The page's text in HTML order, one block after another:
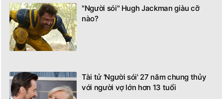
"Người sói" Hugh Jackman giàu cỡ
nào?
Tài tử 'Người sói' 27 năm chung thủy
với người vợ lớn hơn 13 tuổi